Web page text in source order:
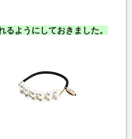
ようにしておきました。